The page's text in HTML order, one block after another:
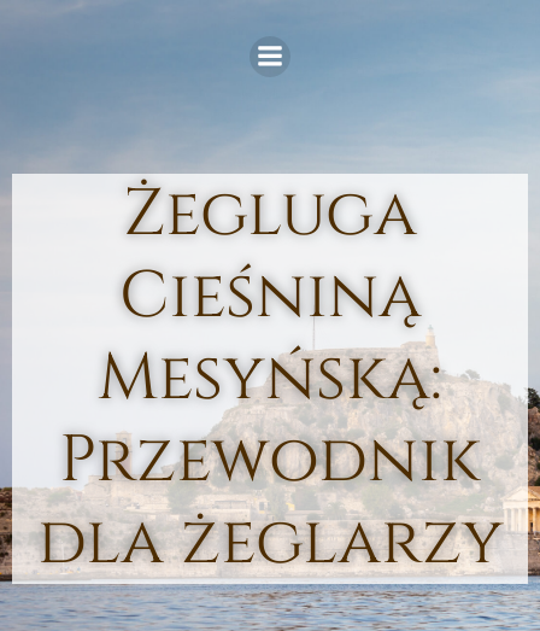
to
content
Żegluga
Cieśniną
Mesyńską:
Przewodnik
dla żeglarzy